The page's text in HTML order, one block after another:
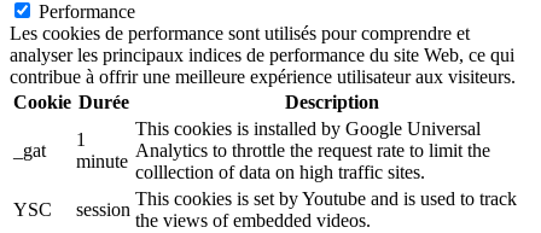
Performance
Les cookies de performance sont utilisés pour comprendre et
analyser les principaux indices de performance du site Web, ce qui
contribue à offrir une meilleure expérience utilisateur aux visiteurs.
Cookie Durée Description
_gat
1
minute
This cookies is installed by Google Universal
Analytics to throttle the request rate to limit the
colllection of data on high traffic sites.
YSC
session
This cookies is set by Youtube and is used to track
the views of embedded videos.